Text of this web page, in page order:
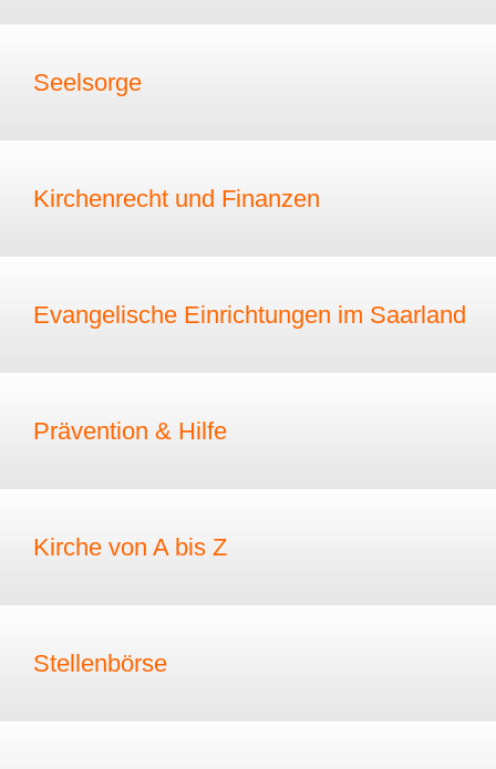
Seelsorge
Kirchenrecht und Finanzen
Evangelische Einrichtungen im Saarland
Prävention & Hilfe
Kirche von A bis Z
Stellenbörse